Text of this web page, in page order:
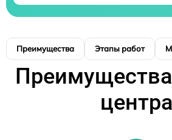
Преимущества Этапы работ
центра